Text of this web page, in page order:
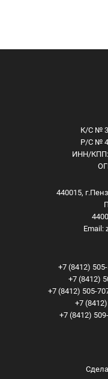
К/С №
Р/С №
ИНН/КПП:
440015,
Email:
+7 (8412)
+7 (8412)
+7 (8412) 505-
+7
+7 (8412)